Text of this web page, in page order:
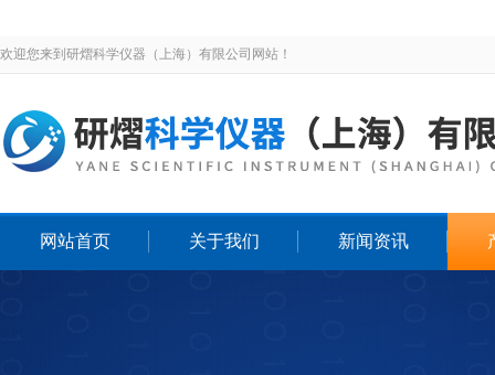
欢迎您来到研熠科学仪器（上海）有限公司网站！
网站首页 关于我们 新闻资讯